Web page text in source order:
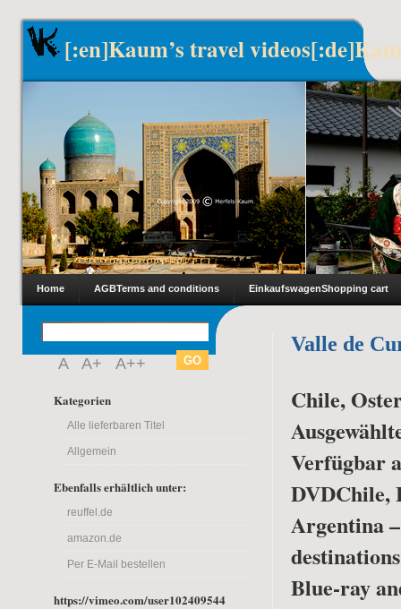
[:en]Kaum’s travel
Home AGBTerms and conditions EinkaufswagenShopping cart
A A+ A++
Kategorien
Alle lieferbaren Titel
Allgemein
Ebenfalls erhältlich unter:
reuffel.de
amazon.de
Per E-Mail bestellen
https://vimeo.com/user102409544
Valle de
Chile,
Verfügbar
DVDChile,
Argentina
Blue-ray